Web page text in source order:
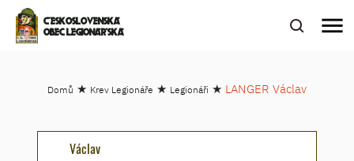
ČESKOSLOVENSKÁ
OBEC LEGIONÁŘSKÁ
menu
Domů ★ Krev Legionáře ★ Legionáři ★ LANGER Václav